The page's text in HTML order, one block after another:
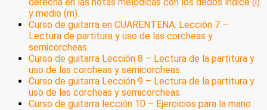
y medio (m).
Curso de guitarra en CUARENTENA. Lección 7 –
Lectura de partitura y uso de las corcheas y
semicorcheas.
Curso de guitarra Lección 8 – Lectura de la partitura y
uso de las corcheas y semicorcheas.
Curso de guitarra Lección 9 – Lectura de la partitura y
uso de las corcheas y semicorcheas.
Curso de guitarra lección 10 – Ejercicios para la mano